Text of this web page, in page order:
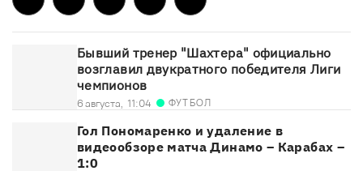
Бывший тренер "Шахтера" официально
возглавил двукратного победителя Лиги
чемпионов
6 августа, 11:04 ФУТБОЛ
Гол Пономаренко и удаление в
видеообзоре матча Динамо – Карабах –
1:0